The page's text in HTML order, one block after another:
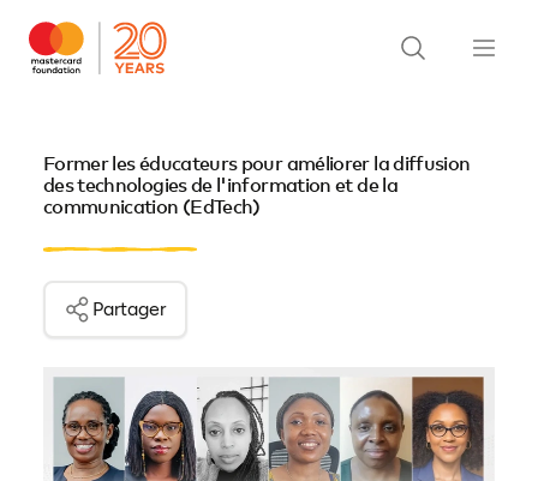
Former les éducateurs pour améliorer la diffusion
des technologies de l'information et de la
communication (EdTech)
Partager